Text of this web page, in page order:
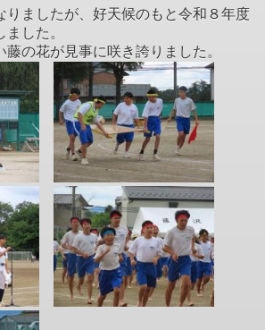
りましたが、好天候のもと令和８年度
した。
の花が見事に咲き誇りました。